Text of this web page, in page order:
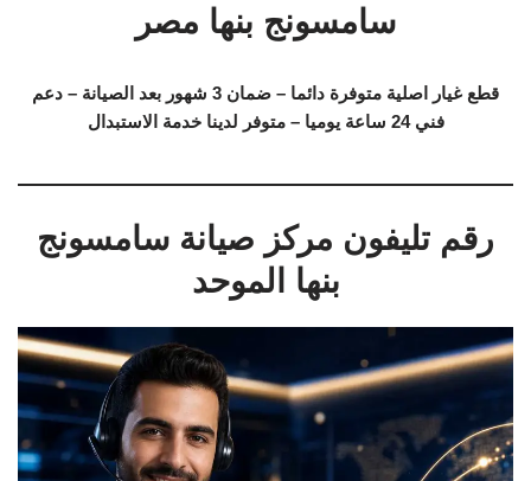
سامسونج بنها مصر
قطع غيار اصلية متوفرة دائما – ضمان 3 شهور بعد الصيانة – دعم
فني 24 ساعة يوميا – متوفر لدينا خدمة الاستبدال
رقم تليفون مركز صيانة سامسونج
بنها الموحد